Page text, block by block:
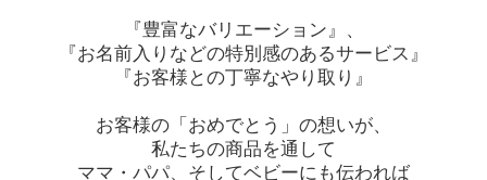
『豊富なバリエーション』、
『お名前入りなどの特別感のあるサービス』
『お客様との丁寧なやり取り』
お客様の「おめでとう」の想いが、
私たちの商品を通して
ママ・パパ、そしてベビーにも伝われば